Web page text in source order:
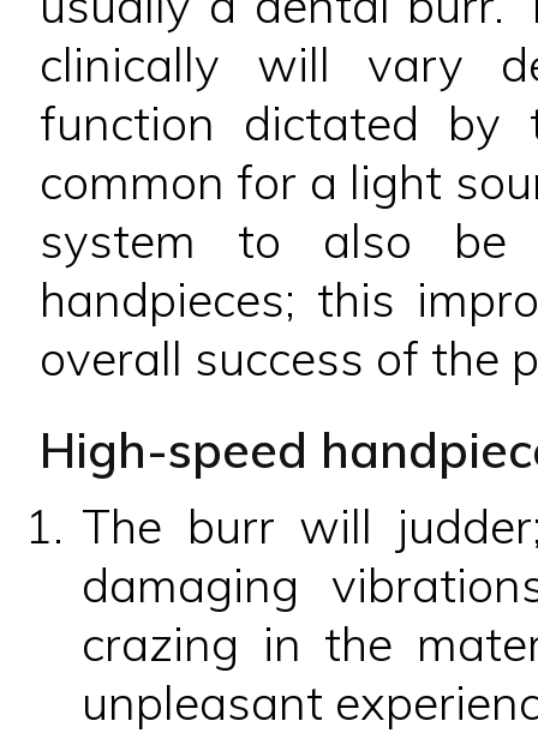
clinically will vary
function dictated by
common for a light
system to also be
handpieces; this
overall success of the
High-speed
The burr will
damaging
crazing in the
unpleasant